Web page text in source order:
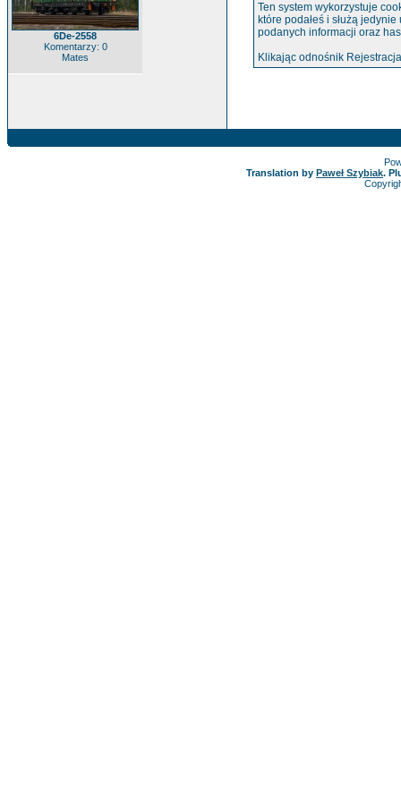
6De-2558
Komentarzy: 0
Mates
Ten system wykorzystuje
które podałeś i służą
podanych informacji oraz
Klikając odnośnik
Translation by Paweł Szybiak.